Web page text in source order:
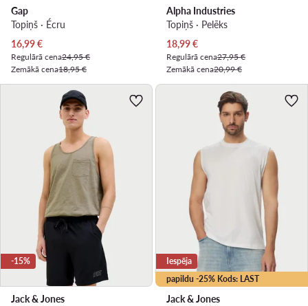
Gap
Topiņš · Écru
Pašreizējā cena
16,99€
Regulārā cena24,95 €
Zemākā cena18,95 €
Alpha Industries
Topiņš · Pelēks
Pašreizējā cena
18,99€
Regulārā cena27,95 €
Zemākā cena20,99 €
-15%
Jack & Jones
papildu -25% Kods: LAST
Iespēja
Jack & Jones